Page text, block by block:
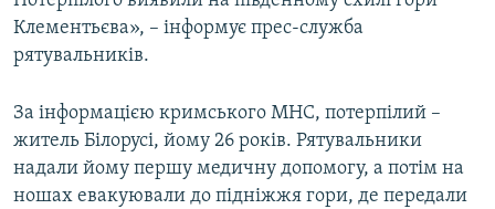
Клементьєва», – інформує прес-служба
рятувальників.
За інформацією кримського МНС, потерпілий –
житель Білорусі, йому 26 років. Рятувальники
надали йому першу медичну допомогу, а потім на
ношах евакуювали до підніжжя гори, де передали